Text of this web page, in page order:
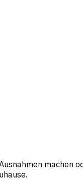
machen